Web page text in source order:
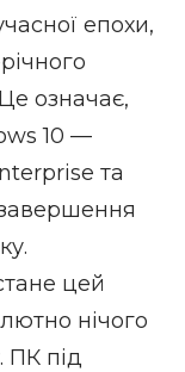
епохи,
означає,
10 —
та
цей
нічого
ПК під